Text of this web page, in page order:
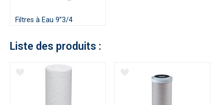
Filtres à Eau 9”3/4
Liste des produits :